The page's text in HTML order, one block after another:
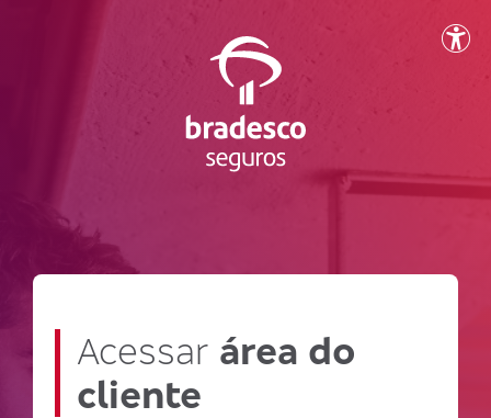
Acessar área do
cliente